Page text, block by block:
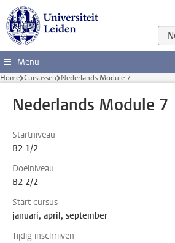
Ga direct naar de inhoud
Menu
Home Cursussen Nederlands Module 7
Nederlands Module 7
Startniveau
B2 1/2
Doelniveau
B2 2/2
Start cursus
januari, april, september
Tijdig inschrijven